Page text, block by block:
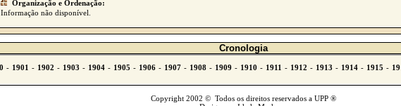
Organização e Ordenação:
Informação não disponível.
Cronologia
Copyright 2002 © Todos os direitos reservados a UPP ®